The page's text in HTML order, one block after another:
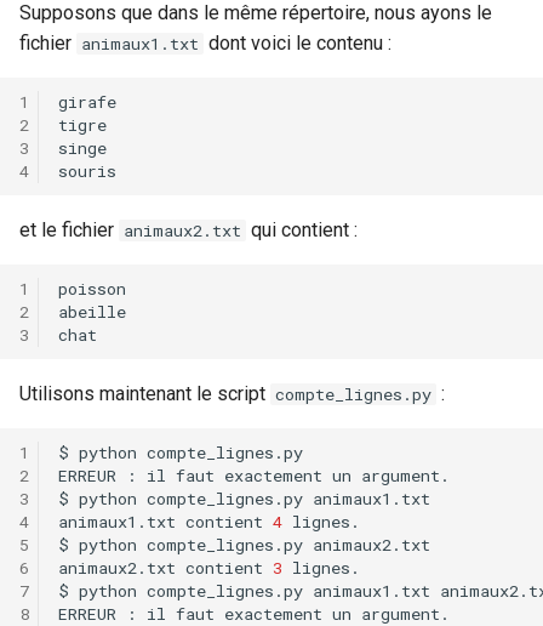
Supposons que dans le même répertoire, nous ayons le
fichier animaux1.txt dont voici le contenu :
et le fichier animaux2.txt qui contient :
Utilisons maintenant le script compte_lignes.py :
$ python
ERREUR
: il faut exactement un
$ python compte_lignes.py
animaux1.txt contient 4
$ python compte_lignes.py
animaux2.txt contient 3
$ python compte_lignes.py animaux1.txt
ERREUR
: il faut exactement un